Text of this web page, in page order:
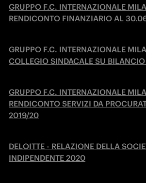
GRUPPO F.C. INTERNAZIONALE
RENDICONTO FINANZIARIO AL
GRUPPO F.C. INTERNAZIONALE
COLLEGIO SINDACALE SU
GRUPPO F.C. INTERNAZIONALE
RENDICONTO SERVIZI DA
2019/20
DELOITTE - RELAZIONE DELLA
INDIPENDENTE 2020